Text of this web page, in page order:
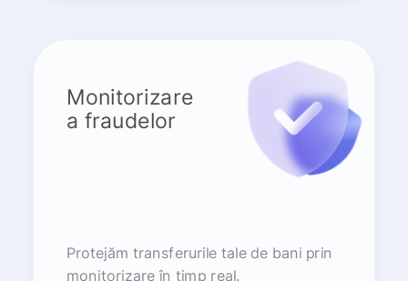
Monitorizare
a fraudelor
Protejăm transferurile tale de bani prin
monitorizare în timp real.